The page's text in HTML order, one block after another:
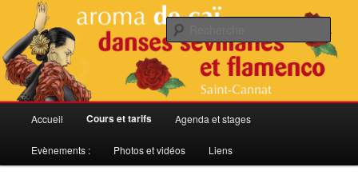
contenu
principalAroma de Caï
Danses sevillanes et flamenco
principal
Accueil Cours et tarifs Agenda et stages
Evènements : Photos et vidéos Liens